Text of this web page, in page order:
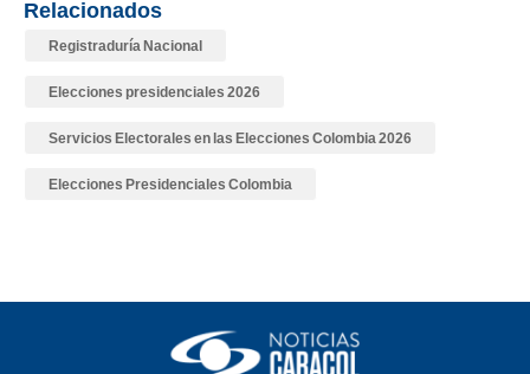
Relacionados
Registraduría Nacional
Elecciones presidenciales 2026
Servicios Electorales en las Elecciones Colombia 2026
Elecciones Presidenciales Colombia